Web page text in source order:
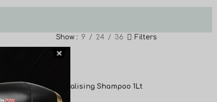
Show 9 24 36 Filters
Morgans Revitalising Shampoo 1Lt